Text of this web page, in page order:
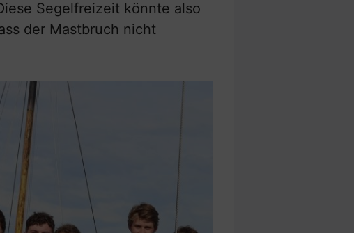
Segelfreizeit könnte also
der Mastbruch nicht